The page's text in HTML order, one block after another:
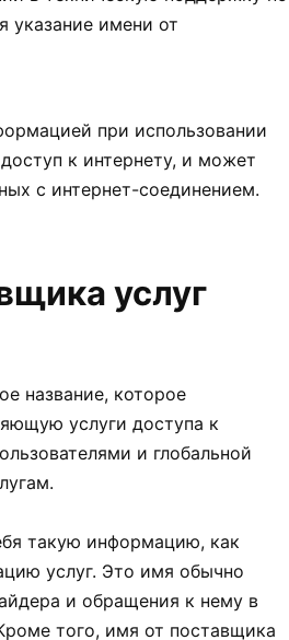
указание имени от
при использовании
к интернету, и может
с интернет-соединением.
услуг
название, которое
услуги доступа к
и глобальной
такую информацию, как
услуг. Это имя обычно
и обращения к нему в
того, имя от поставщика